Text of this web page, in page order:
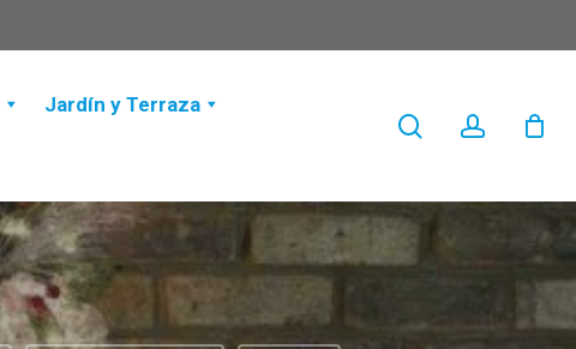
Jardín y Terraza
searchaccount